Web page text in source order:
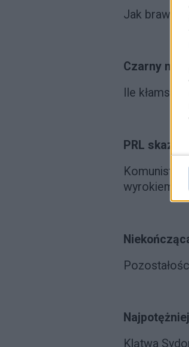
Jak
Czarny mit
Ile
PRL
wyrokiem
Klątwa